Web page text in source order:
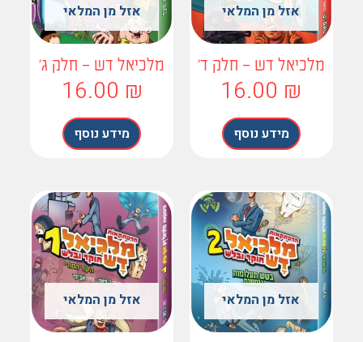
אזל מן המלאי
דש – חלק ד'
16.00
מידע נוסף
אזל מן המלאי
מלכיאל דש – חלק ג'
16.00
מידע נוסף
אזל מן המלאי אזל מן המלאי